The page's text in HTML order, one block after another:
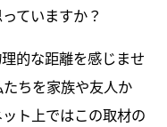
ていますか？
的な距離を感じませ
ちを家族や友人か
ト上ではこの取材の